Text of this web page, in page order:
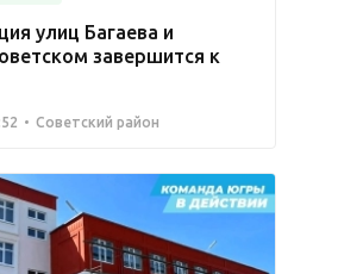
улиц Багаева и
завершится к
Советский район